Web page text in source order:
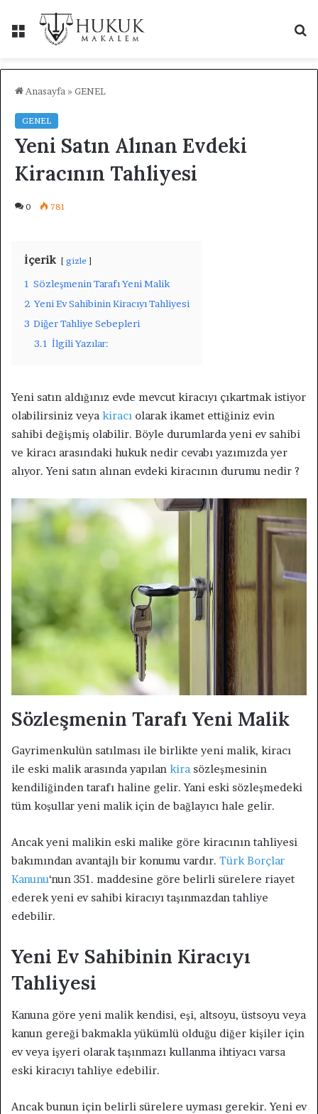
Menü
...
Anasayfa » GENEL
GENEL
Yeni Satın Alınan Evdeki
Kiracının Tahliyesi
0 781
İçerik gizle
1 Sözleşmenin Tarafı Yeni Malik
2 Yeni Ev Sahibinin Kiracıyı Tahliyesi
3 Diğer Tahliye Sebepleri
3.1 İlgili Yazılar:
Yeni satın aldığınız evde mevcut kiracıyı çıkartmak istiyor
olabilirsiniz veya kiracı olarak ikamet ettiğiniz evin
sahibi değişmiş olabilir. Böyle durumlarda yeni ev sahibi
ve kiracı arasındaki hukuk nedir cevabı yazımızda yer
alıyor. Yeni satın alınan evdeki kiracının durumu nedir ?
Sözleşmenin Tarafı Yeni Malik
Gayrimenkulün satılması ile birlikte yeni malik, kiracı
ile eski malik arasında yapılan kira sözleşmesinin
kendiliğinden tarafı haline gelir. Yani eski sözleşmedeki
tüm koşullar yeni malik için de bağlayıcı hale gelir.
Ancak yeni malikin eski malike göre kiracının tahliyesi
bakımından avantajlı bir konumu vardır. Türk Borçlar
Kanunu‘nun 351. maddesine göre belirli sürelere riayet
ederek yeni ev sahibi kiracıyı taşınmazdan tahliye
edebilir.
Yeni Ev Sahibinin Kiracıyı
Tahliyesi
Kanuna göre yeni malik kendisi, eşi, altsoyu, üstsoyu veya
kanun gereği bakmakla yükümlü olduğu diğer kişiler için
ev veya işyeri olarak taşınmazı kullanma ihtiyacı varsa
eski kiracıyı tahliye edebilir.
Ancak bunun için belirli sürelere uyması gerekir. Yeni ev